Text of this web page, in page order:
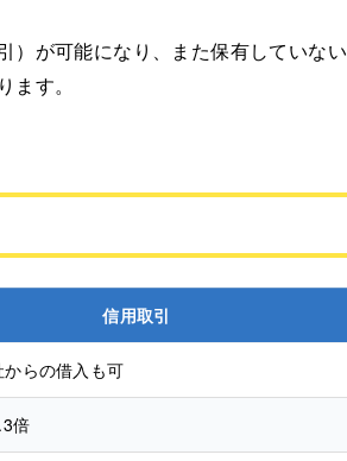
）が可能になり、また保有していない
す。
信用取引
らの借入も可
倍